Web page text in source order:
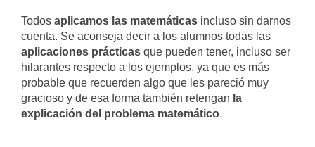
Todos aplicamos las matemáticas incluso sin darnos
cuenta. Se aconseja decir a los alumnos todas las
aplicaciones prácticas que pueden tener, incluso ser
hilarantes respecto a los ejemplos, ya que es más
probable que recuerden algo que les pareció muy
gracioso y de esa forma también retengan la
explicación del problema matemático.